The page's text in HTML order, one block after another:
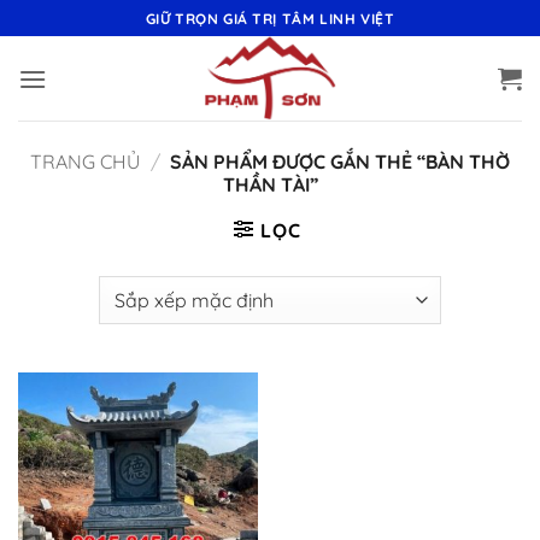
qua
nội
GIỮ TRỌN GIÁ TRỊ TÂM LINH VIỆT
TRANG CHỦ / SẢN PHẨM ĐƯỢC GẮN THẺ “BÀN THỜ
THẦN TÀI”
LỌC